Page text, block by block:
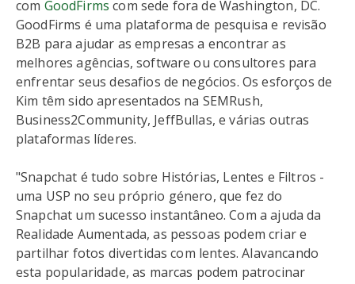
com GoodFirms com sede fora de Washington, DC.
GoodFirms é uma plataforma de pesquisa e revisão
B2B para ajudar as empresas a encontrar as
melhores agências, software ou consultores para
enfrentar seus desafios de negócios. Os esforços de
Kim têm sido apresentados na SEMRush,
Business2Community, JeffBullas, e várias outras
plataformas líderes.
"Snapchat é tudo sobre Histórias, Lentes e Filtros -
uma USP no seu próprio género, que fez do
Snapchat um sucesso instantâneo. Com a ajuda da
Realidade Aumentada, as pessoas podem criar e
partilhar fotos divertidas com lentes. Alavancando
esta popularidade, as marcas podem patrocinar